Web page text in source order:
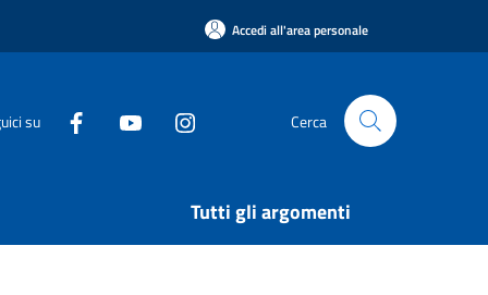
Accedi all'area personale
su Cerca
Tutti gli argomenti